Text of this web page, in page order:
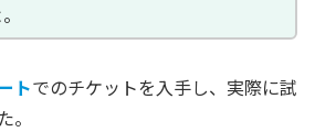
トでのチケットを入手し、実際に試